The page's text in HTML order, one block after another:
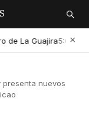
Buscar
La Guajira5:01 PM
×
presenta nuevos